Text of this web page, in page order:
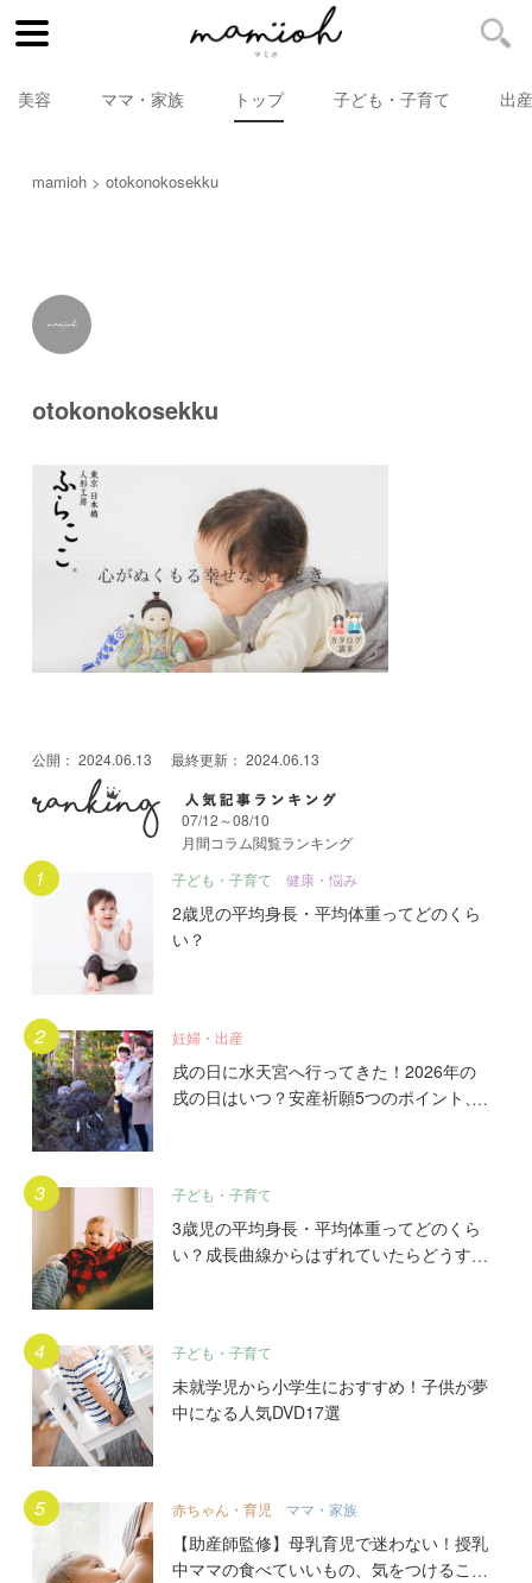
美容 ママ・家族 トップ 子ども・子育て 出
mamioh otokonokosekku
otokonokosekku
公開： 2024.06.13 最終更新： 2024.06.13
月間人気記事ランキング
07/12～08/10
月間コラム閲覧ランキング
子ども・子育て
健康・悩み
2歳児の平均身長・平均体重ってどのくら
い？
妊婦・出産
戌の日に水天宮へ行ってきた！2026年の
戌の日はいつ？安産祈願5つのポイント、
子ども・子育て
3歳児の平均身長・平均体重ってどのくら
い？成長曲線からはずれていたらどうす
子ども・子育て
未就学児から小学生におすすめ！子供が夢
中になる人気DVD17選
赤ちゃん・育児 ママ・家族
【助産師監修】母乳育児で迷わない！授乳
中ママの食べていいもの、気をつけること